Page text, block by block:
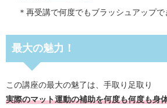
＊再受講で何度でもブラッシュアップで
最大の魅力！
この講座の最大の魅了は、手取り足取り
実際のマット運動の補助を何度も何度も身